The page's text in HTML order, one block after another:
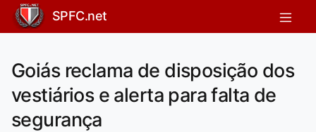
SPFC.net
Goiás reclama de disposição dos
vestiários e alerta para falta de
segurança